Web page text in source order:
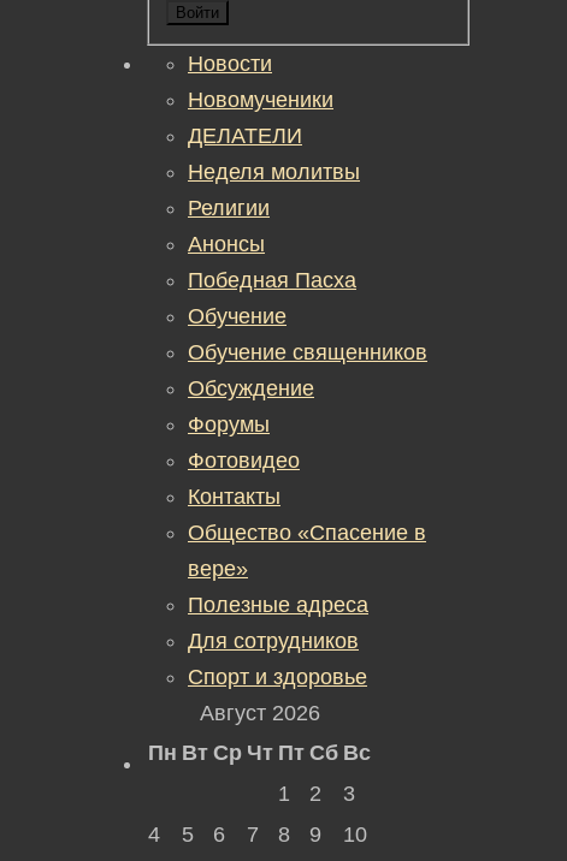
Войти
Новости
Новомученики
ДЕЛАТЕЛИ
Неделя молитвы
Религии
Анонсы
Победная Пасха
Обучение
Обучение священников
Обсуждение
Форумы
Фотовидео
Контакты
Общество «Спасение в
вере»
Полезные адреса
Для сотрудников
Спорт и здоровье
Август 2026
Пн Вт Ср Чт Пт Сб Вс
1
2
3
4
5 6 7 8 9
10